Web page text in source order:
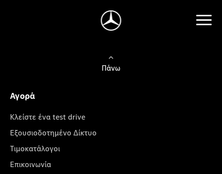
Πάνω
Αγορά
Κλείστε ένα test drive
Εξουσιοδοτημένο Δίκτυο
Τιμοκατάλογοι
Επικοινωνία